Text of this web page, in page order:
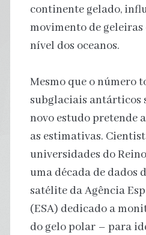
continente gelado,
movimento de geleiras
nível dos oceanos.
Mesmo que o número
subglaciais antárticos
novo estudo pretende
as estimativas.
universidades do
uma década de dados
satélite da Agência
(ESA) dedicado a
do gelo polar – para